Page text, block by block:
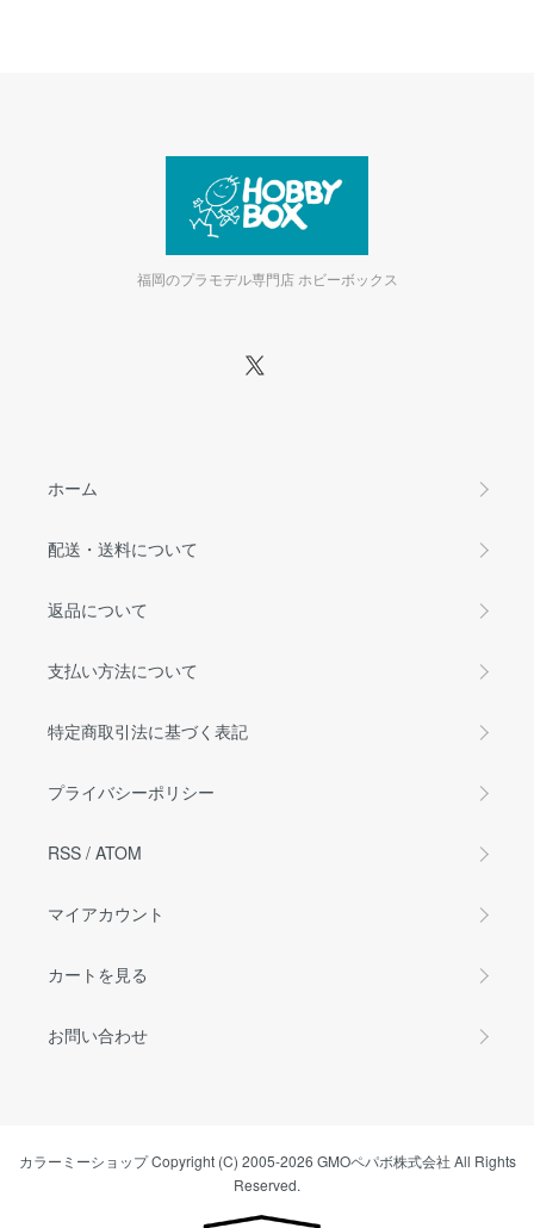
福岡のプラモデル専門店 ホビーボックス
ホーム
配送・送料について
返品について
支払い方法について
特定商取引法に基づく表記
プライバシーポリシー
RSS / ATOM
マイアカウント
カートを見る
お問い合わせ
カラーミーショップCopyright (C) 2005-2026 GMOペパボ株式会社 All Rights
Reserved.